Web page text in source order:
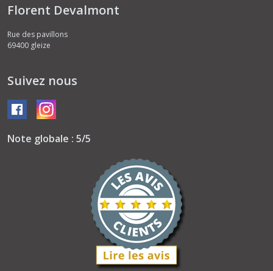
Florent Devalmont
Rue des pavillons
69400 gleize
Suivez nous
Note globale : 5/5